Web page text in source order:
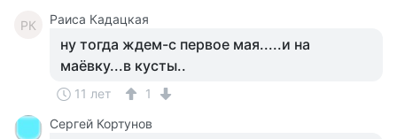
РК Раиса Кадацкая
ну тогда ждем-с первое мая.....и на
маёвку...в кусты..
11 лет
1
Сергей Кортунов